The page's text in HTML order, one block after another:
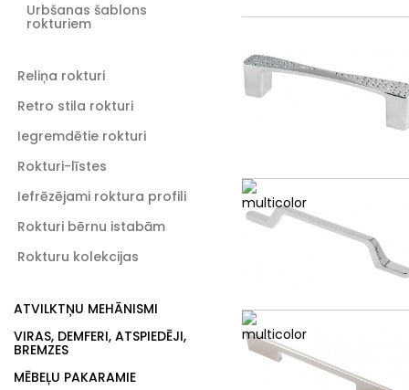
Urbšanas šablons
rokturiem
Reliņa rokturi
Retro stila rokturi
Iegremdētie rokturi
Rokturi-līstes
Iefrēzējami roktura profili
Rokturi bērnu istabām
Rokturu kolekcijas
ATVILKTŅU MEHĀNISMI
VIRAS, DEMFERI, ATSPIEDĒJI,
BREMZES
MĒBEĻU PAKARAMIE